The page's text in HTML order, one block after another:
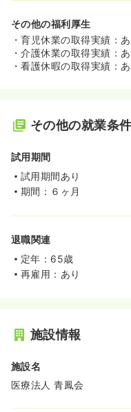
その他の福利厚生
・育児休業の取得実績：あ
・介護休業の取得実績：あ
・看護休暇の取得実績：あ
その他の就業条
試用期間
試用期間あり
期間：６ヶ月
退職関連
定年：65歳
再雇用：あり
施設情報
施設名
医療法人 青鳳会